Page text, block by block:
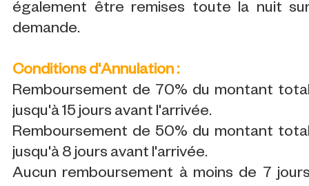
également être remises toute la nuit
demande.
Conditions d'Annulation :
Remboursement de 70% du montant
jusqu'à 15 jours avant l'arrivée.
Remboursement de 50% du montant
jusqu'à 8 jours avant l'arrivée.
Aucun remboursement à moins de 7